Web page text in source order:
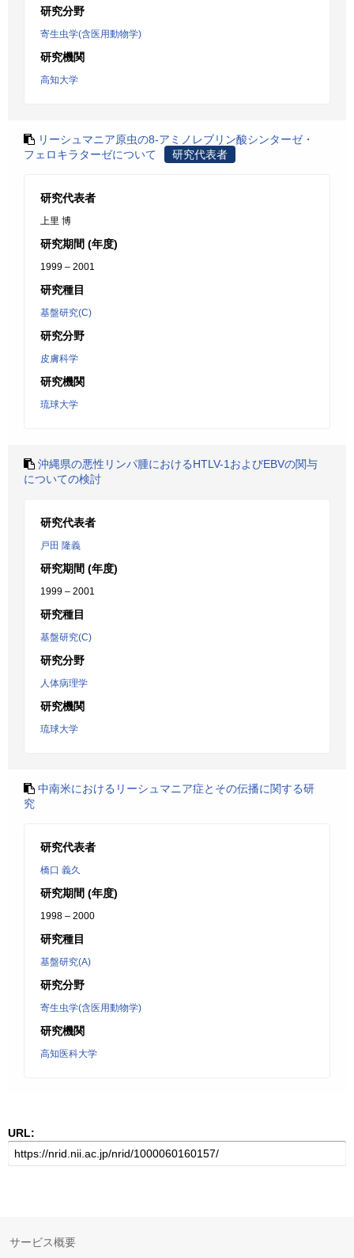
研究分野
寄生虫学(含医用動物学)
研究機関
高知大学
リーシュマニア原虫の8-アミノレブリン酸シンターゼ・
フェロキラターゼについて
研究代表者
研究代表者
上里 博
研究期間 (年度)
1999 – 2001
研究種目
基盤研究(C)
研究分野
皮膚科学
研究機関
琉球大学
沖縄県の悪性リンパ腫におけるHTLV-1およびEBVの関与
についての検討
研究代表者
戸田 隆義
研究期間 (年度)
1999 – 2001
研究種目
基盤研究(C)
研究分野
人体病理学
研究機関
琉球大学
中南米におけるリーシュマニア症とその伝播に関する研
究
研究代表者
橋口 義久
研究期間 (年度)
1998 – 2000
研究種目
基盤研究(A)
研究分野
寄生虫学(含医用動物学)
研究機関
高知医科大学
URL:
サービス概要